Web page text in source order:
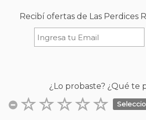
Recibí ofertas de Las Perdices
¿Lo probaste? ¿Qué te